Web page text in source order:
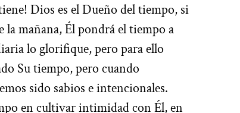
Dios es el Dueño del tiempo, si
la mañana, Él pondrá el tiempo a
lo glorifique, pero para ello
Su tiempo, pero cuando
sido sabios e intencionales.
en cultivar intimidad con Él, en